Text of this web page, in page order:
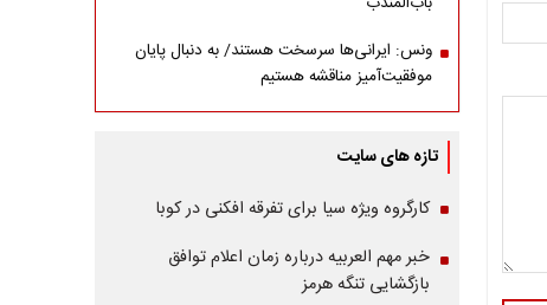
ونس: ایرانی‌ها سرسخت هستند/ به دنبال پایان
موفقیت‌آمیز مناقشه هستیم
تازه های سایت
کارگروه ویژه سیا برای تفرقه افکنی در کوبا
خبر مهم العربیه درباره زمان اعلام توافق
بازگشایی تنگه هرمز